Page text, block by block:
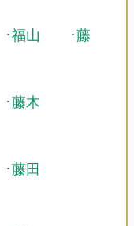
･福山 ･藤
･藤木
･藤田